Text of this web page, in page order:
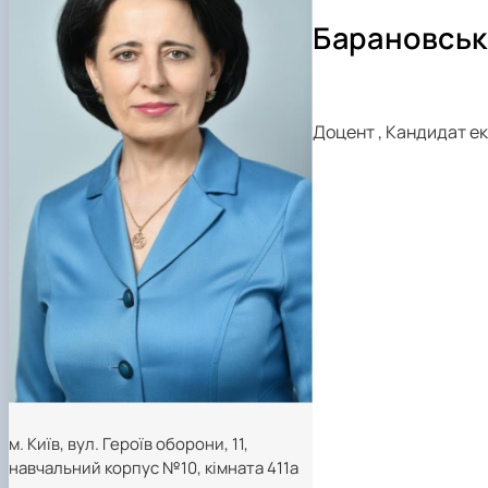
Тематика магістерських робіт
Вимоги до оформлення магістерських робіт
м. Київ, вул. Героїв оборони, 11,
навчальний корпус №10, кімната 411а
Доцент, Кандидат